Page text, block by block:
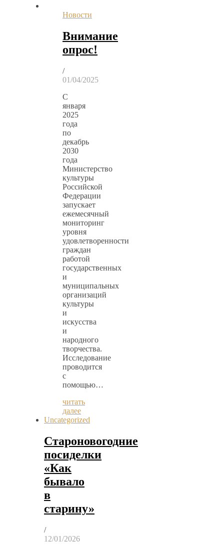
Новости
Внимание
опрос!
/
01/04/2025
С
января
2025
года
по
декабрь
2030
года
Министерство
культуры
Российской
Федерации
запускает
ежемесячный
мониторинг
уровня
удовлетворенности
граждан
работой
государственных
и
муниципальных
организаций
культуры
и
искусства
и
народного
творчества.
Исследование
проводится
с
помощью…
читать
далее
Uncategorized
Староновогодние
посиделки
«Как
бывало
в
старину»
/
12/01/2026